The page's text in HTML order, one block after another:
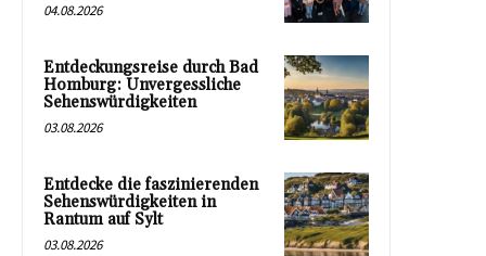
04.08.2026
Entdeckungsreise durch Bad
Homburg: Unvergessliche
Sehenswürdigkeiten
03.08.2026
Entdecke die faszinierenden
Sehenswürdigkeiten in
Rantum auf Sylt
03.08.2026